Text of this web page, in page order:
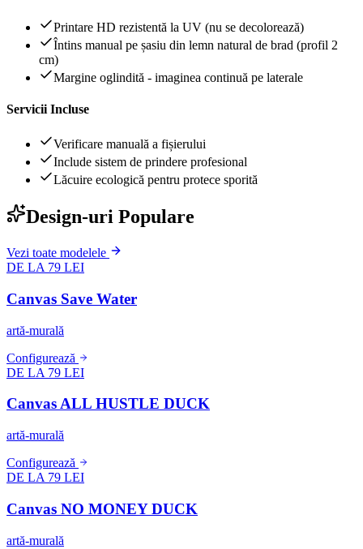
Printare HD rezistentă la UV (nu se decolorează)
Întins manual pe șasiu din lemn natural de brad (profil 2
cm)
Margine oglindită - imaginea continuă pe laterale
Servicii Incluse
Verificare manuală a fișierului
Include sistem de prindere profesional
Lăcuire ecologică pentru protece sporită
Design-uri Populare
Vezi toate modelele
DE LA 79 LEI
Canvas Save Water
artă-murală
Configurează
DE LA 79 LEI
Canvas ALL HUSTLE DUCK
artă-murală
Configurează
DE LA 79 LEI
Canvas NO MONEY DUCK
artă-murală